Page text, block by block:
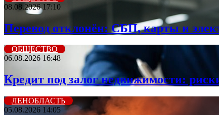
08.08.2026 17:10
Перевод отклонён: СБП, карты и
ОБЩЕСТВО
06.08.2026 16:48
Кредит под залог недвижимости:
ЛЕНОБЛАСТЬ
05.08.2026 14:05